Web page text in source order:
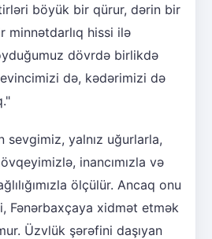
böyük bir qürur, dərin bir
minnətdarlıq hissi ilə
dövrdə birlikdə
də, kədərimizi də
sevgimiz, yalnız uğurlarla,
inancımızla və
ölçülür. Ancaq onu
Fənərbaxçaya xidmət etmək
Üzvlük şərəfini daşıyan